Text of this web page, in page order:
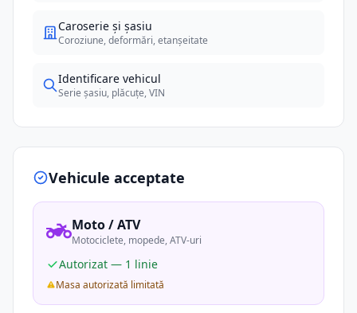
Caroserie și șasiu
Coroziune, deformări, etanșeitate
Identificare vehicul
Serie șasiu, plăcuțe, VIN
Vehicule acceptate
Moto / ATV
Motociclete, mopede, ATV-uri
Autorizat — 1 linie
Masa autorizată limitată